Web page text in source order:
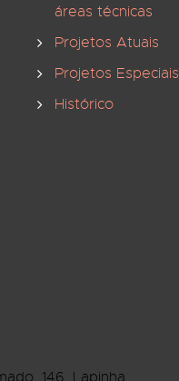
áreas técnicas
Projetos Atuais
Projetos Especiais
Histórico
146 , Lapinha